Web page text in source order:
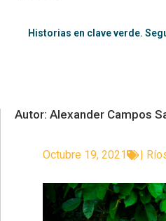
Historias en clave verde.
Autor: Alexander Campos
Octubre 19, 2021 |